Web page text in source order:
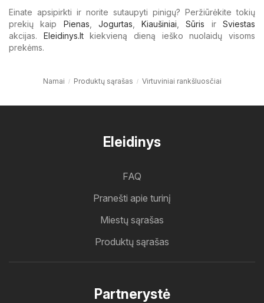
Einate apsipirkti ir norite sutaupyti pinigų? Peržiūrėkite tokių
prekių kaip Pienas Jogurtas ,Kiaušiniai ,Sūris irSviestas
akcijas. Eleidinys.ltkiekvieną dieną ieško nuolaidų visoms
prekėms.
Namai Produktų sąrašas Virtuviniai rankšluosčiai
Eleidinys
FAQ
Pranešti apie turinį
Miestų sąrašas
Produktų sąrašas
Partnerystė